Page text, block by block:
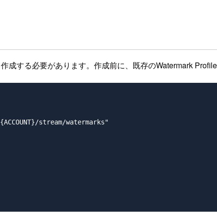
成する必要があります。作成前に、既存のWatermark
stream/watermarks"